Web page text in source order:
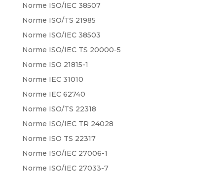
Norme ISO/IEC 38507
Norme ISO/TS 21985
Norme ISO/IEC 38503
Norme ISO/IEC TS 20000-5
Norme ISO 21815-1
Norme IEC 31010
Norme IEC 62740
Norme ISO/TS 22318
Norme ISO/IEC TR 24028
Norme ISO TS 22317
Norme ISO/IEC 27006-1
Norme ISO/IEC 27033-7